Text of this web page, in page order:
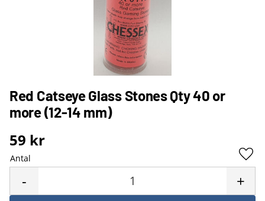
Red Catseye Glass Stones Qty 40 or
more (12-14 mm)
59 kr
Antal
+
-